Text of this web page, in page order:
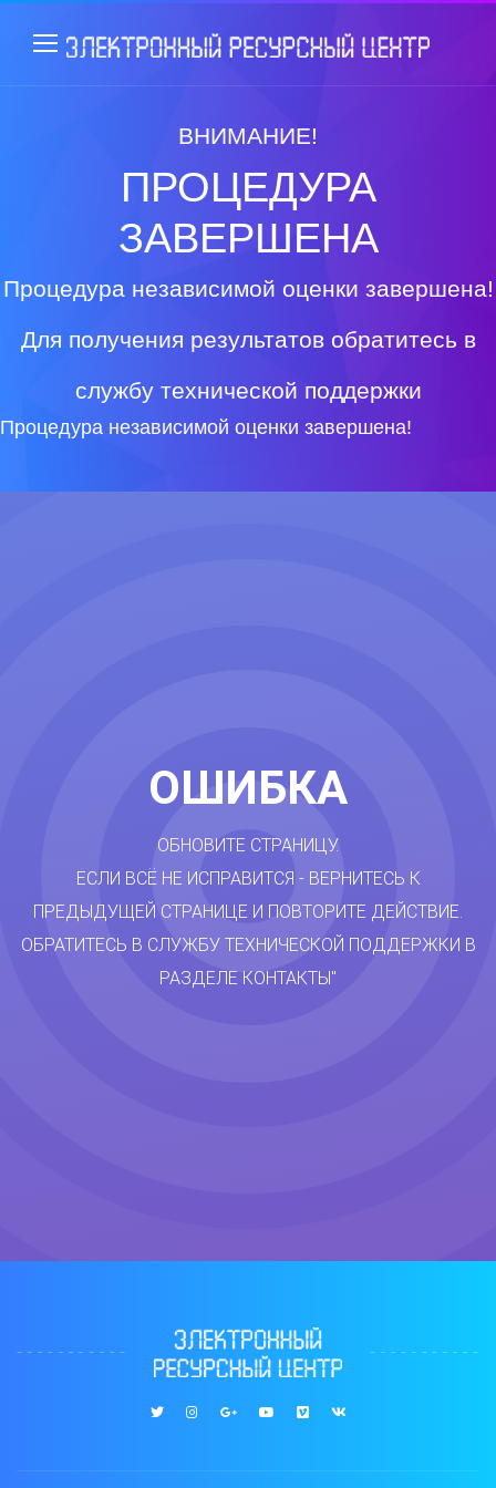
ВНИМАНИЕ!
ПРОЦЕДУРА
ЗАВЕРШЕНА
Процедура независимой оценки завершена!
Для получения результатов обратитесь в
службу технической поддержки
Процедура независимой оценки завершена!
ОШИБКА
ОБНОВИТЕ СТРАНИЦУ.
ЕСЛИ ВСЁ НЕ ИСПРАВИТСЯ - ВЕРНИТЕСЬ К
ПРЕДЫДУЩЕЙ СТРАНИЦЕ И ПОВТОРИТЕ ДЕЙСТВИЕ.
ОБРАТИТЕСЬ В СЛУЖБУ ТЕХНИЧЕСКОЙ ПОДДЕРЖКИ В
РАЗДЕЛЕ КОНТАКТЫ"